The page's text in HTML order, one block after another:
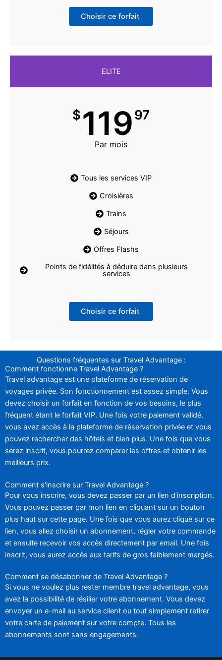
Choisir ce forfait
ELITE
$11997
Par mois
Tous les services VIP
Croisières
Trains
Séjours
Offres Flashs
Points de fidélités à déduire dans plusieurs
services
Choisir ce forfait
Questions fréquentes sur Travel Advantage :
Comment fonctionne Travel Advantage ?
Travel advantage est une plateforme de réservation de
voyages privée. Son fonctionnement est assez simple. Vous
devez choisir un forfait en fonction de vos besoins, le plus
fréquent étant le forfait VIP. Une fois votre paiement validé,
vous avez accès à la plateforme de réservation privée et vous
pouvez rechercher des hôtels et bien plus. Une fois que vous
serez inscrit, vous pourrez comparer les offres et obtenir les
meilleurs prix.
Comment s'inscrire sur Travel Advantage ?
Pour vous inscrire, vous devez passer par un lien d’inscription.
Vous pouvez passer par mon lien en cliquant sur un bouton
plus haut sur cette page. Une fois que vous aurez cliqué sur ce
lien, vous allez choisir un abonnement, régler votre commande
et ensuite recevoir vos accès directement par email. Une fois
inscrit, vous aurez accès aux tarifs de gros faiblement margés.
Comment se désabonner de Travel Advantage ?
Si vous ne voulez plus rester membre travel advantage, vous
avez la possibilité de résilier votre abonnement. Vous devez
envoyer un e-mail au service client ou tout simplement retirer
votre carte de paiement sur votre compte. Tous les
abonnements sont sans engagements.